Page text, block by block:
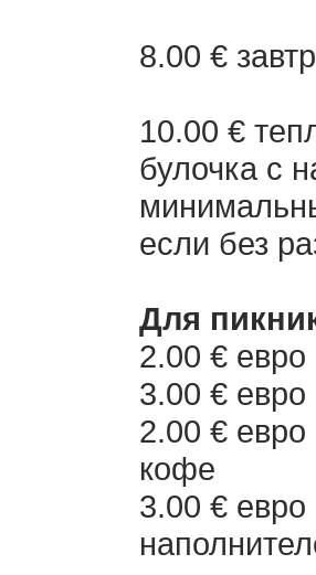
8.00 €
10.00 €
булочка с
если без
Для
2.00 € евро
3.00 €
2.00 € евро
кофе
3.00 € евро